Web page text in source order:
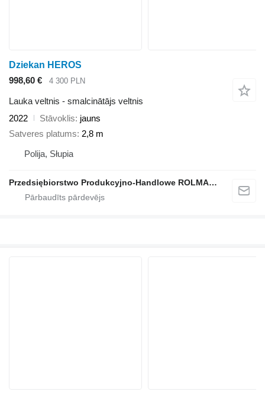
Dziekan HEROS
998,60 €
4 300 PLN
Lauka veltnis - smalcinātājs veltnis
2022
Stāvoklis jauns
Satveres platums 2,8 m
Polija, Słupia
Przedsiębiorstwo Produkcyjno-Handlowe ROLMAPOL Marcin Dziekan